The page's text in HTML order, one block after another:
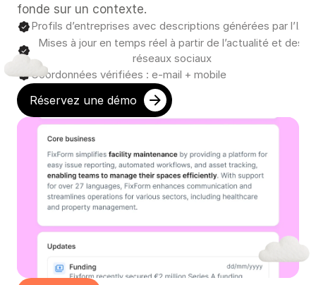
fonde sur un contexte.
Profils d’entreprises avec descriptions générées par l’IA
Mises à jour en temps réel à partir de l’actualité et des
réseaux sociaux
Coordonnées vérifiées : e-mail + mobile
Réservez une démo